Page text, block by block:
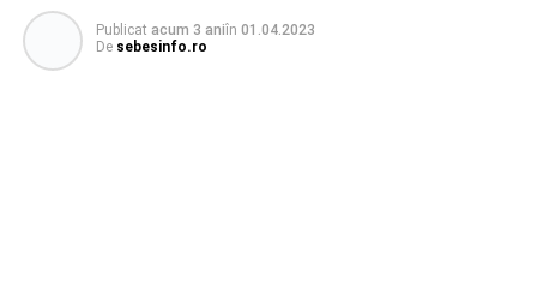
Publicat acum 3 aniîn 01.04.2023
De sebesinfo.ro